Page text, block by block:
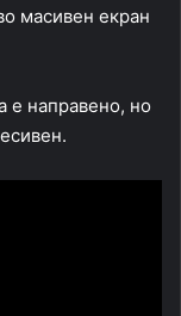
масивен екран
е направено, но